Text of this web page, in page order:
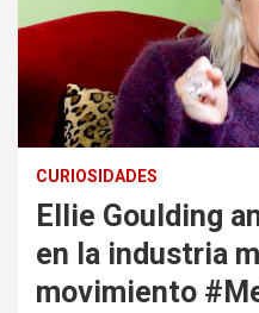
CURIOSIDADES
Ellie Goulding
en la industria
movimiento